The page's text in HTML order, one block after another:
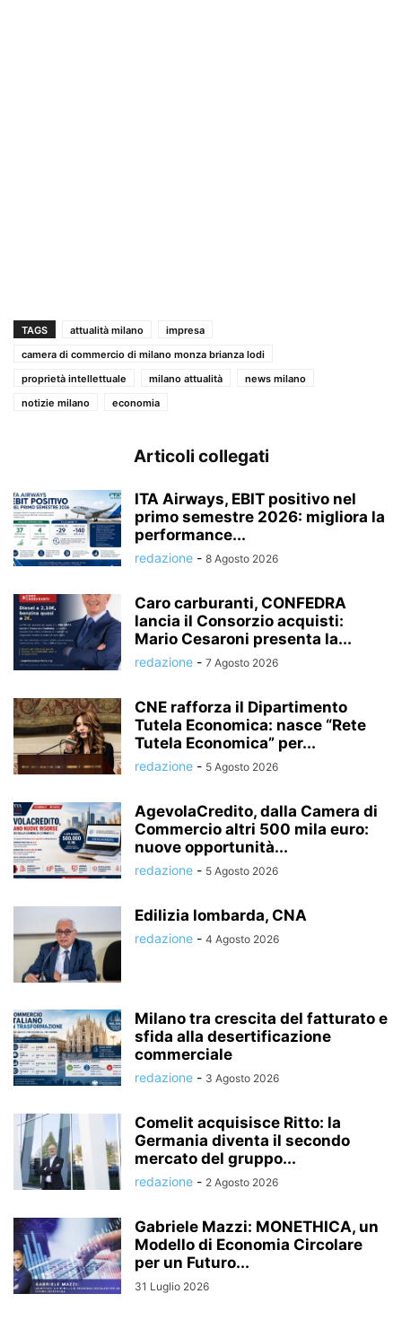
TAGS attualità milano
impresa
camera di commercio di milano monza brianza lodi
proprietà intellettuale
milano attualità
news milano
notizie milano
economia
Articoli collegati
ITA Airways, EBIT positivo nel
primo semestre 2026: migliora la
performance...
redazione - 8 Agosto 2026
Caro carburanti, CONFEDRA
lancia il Consorzio acquisti:
Mario Cesaroni presenta la...
redazione - 7 Agosto 2026
CNE rafforza il Dipartimento
Tutela Economica: nasce “Rete
Tutela Economica” per...
redazione - 5 Agosto 2026
AgevolaCredito, dalla Camera di
Commercio altri 500 mila euro:
nuove opportunità...
redazione - 5 Agosto 2026
Edilizia lombarda, CNA
redazione - 4 Agosto 2026
Milano tra crescita del fatturato e
sfida alla desertificazione
commerciale
redazione - 3 Agosto 2026
Comelit acquisisce Ritto: la
Germania diventa il secondo
mercato del gruppo...
redazione - 2 Agosto 2026
Gabriele Mazzi: MONETHICA, un
Modello di Economia Circolare
per un Futuro...
31 Luglio 2026